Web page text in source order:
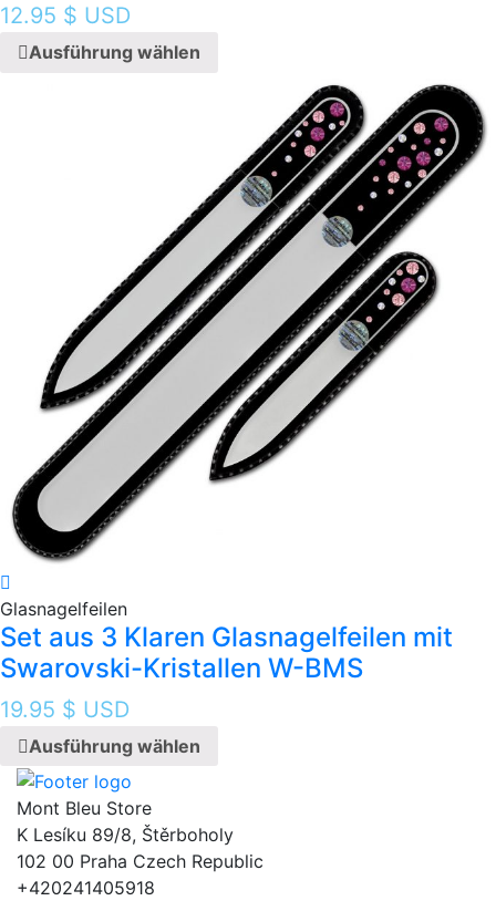
12.95 $ USD
Ausführung wählen
Glasnagelfeilen
Set aus 3 Klaren Glasnagelfeilen mit
Swarovski-Kristallen W-BMS
19.95 $ USD
Ausführung wählen
Mont Bleu Store
K Lesíku 89/8, Štěrboholy
102 00 Praha Czech Republic
+420241405918